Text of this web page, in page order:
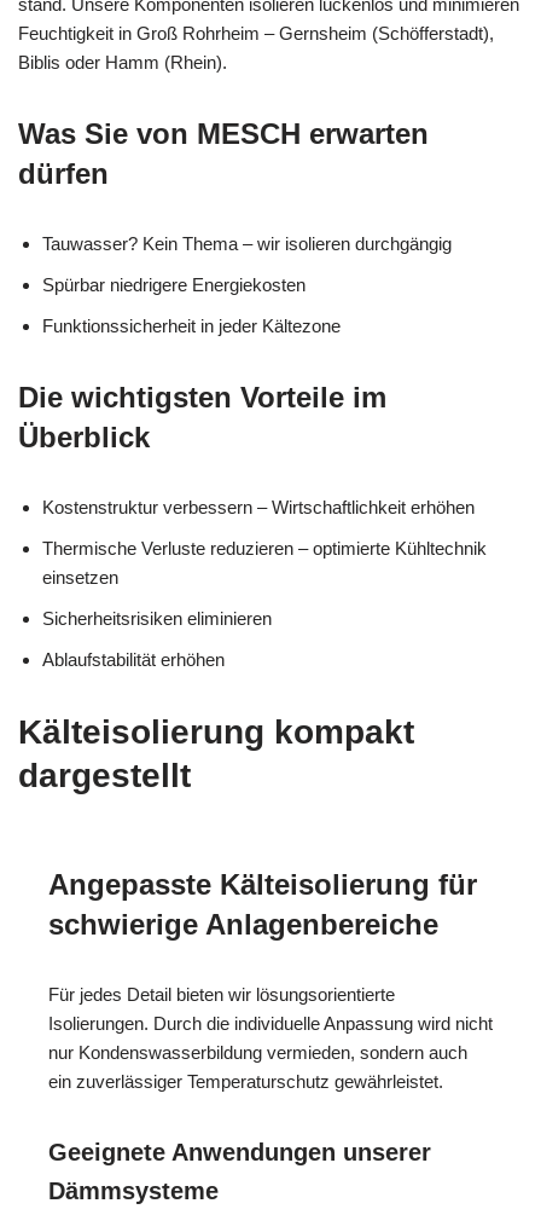
Feuchtigkeit in Groß Rohrheim – Gernsheim (Schöfferstadt),
Biblis oder Hamm (Rhein).
Was Sie von MESCH erwarten
dürfen
Tauwasser? Kein Thema – wir isolieren durchgängig
Spürbar niedrigere Energiekosten
Funktionssicherheit in jeder Kältezone
Die wichtigsten Vorteile im
Überblick
Kostenstruktur verbessern – Wirtschaftlichkeit erhöhen
Thermische Verluste reduzieren – optimierte Kühltechnik
einsetzen
Sicherheitsrisiken eliminieren
Ablaufstabilität erhöhen
Kälteisolierung kompakt
dargestellt
Angepasste Kälteisolierung für
schwierige Anlagenbereiche
Für jedes Detail bieten wir lösungsorientierte
Isolierungen. Durch die individuelle Anpassung wird nicht
nur Kondenswasserbildung vermieden, sondern auch
ein zuverlässiger Temperaturschutz gewährleistet.
Geeignete Anwendungen unserer
Dämmsysteme